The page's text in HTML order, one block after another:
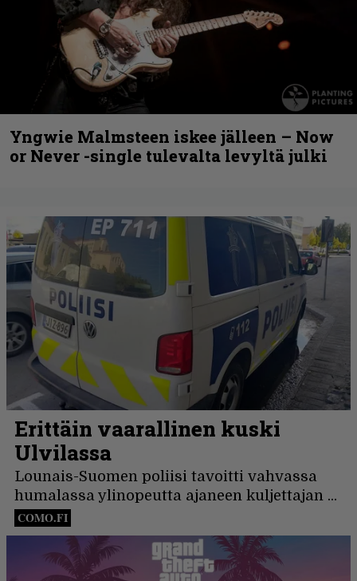
Yngwie Malmsteen iskee jälleen – Now
or Never -single tulevalta levyltä julki